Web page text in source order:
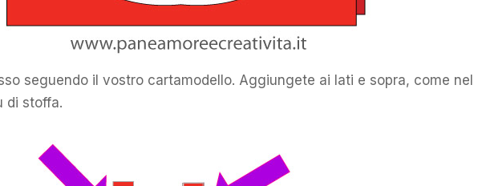
seguendo il vostro cartamodello. Aggiungete ai lati e sopra, come nel
di stoffa.